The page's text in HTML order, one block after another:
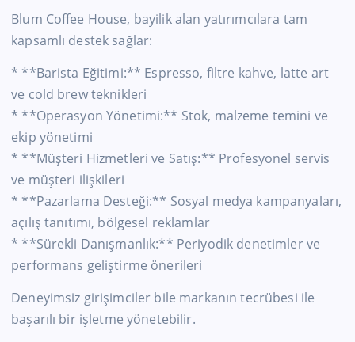
Blum Coffee House, bayilik alan yatırımcılara tam
kapsamlı destek sağlar:
* **Barista Eğitimi:** Espresso, filtre kahve, latte art
ve cold brew teknikleri
* **Operasyon Yönetimi:** Stok, malzeme temini ve
ekip yönetimi
* **Müşteri Hizmetleri ve Satış:** Profesyonel servis
ve müşteri ilişkileri
* **Pazarlama Desteği:** Sosyal medya kampanyaları,
açılış tanıtımı, bölgesel reklamlar
* **Sürekli Danışmanlık:** Periyodik denetimler ve
performans geliştirme önerileri
Deneyimsiz girişimciler bile markanın tecrübesi ile
başarılı bir işletme yönetebilir.